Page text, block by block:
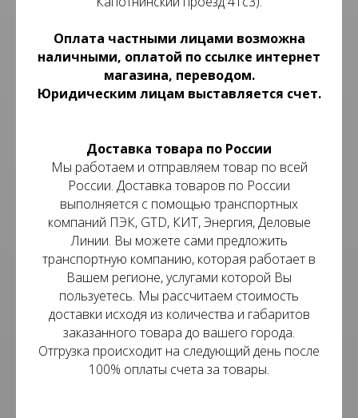
Оплата частными лицами возможна
наличными, оплатой по ссылке интернет
магазина, переводом.
Юридическим лицам выставляется счет.
Доставка товара по России
Мы работаем и отправляем товар по всей
России. Доставка товаров по России
выполняется с помощью транспортных
компаний ПЭК, GTD, КИТ, Энергия, Деловые
Линии. Вы можете сами предложить
транспортную компанию, которая работает в
Вашем регионе, услугами которой Вы
пользуетесь. Мы рассчитаем стоимость
доставки исходя из количества и габаритов
заказанного товара до вашего города.
Отгрузка происходит на следующий день после
100% оплаты счета за товары.